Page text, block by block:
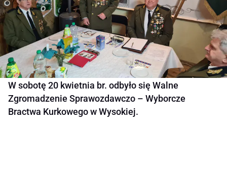
W sobotę 20 kwietnia br. odbyło się Walne
Zgromadzenie Sprawozdawczo – Wyborcze
Bractwa Kurkowego w Wysokiej.